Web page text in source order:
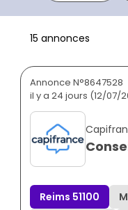
15 annonces
Annonce N°8647528
il y a 24 jours (12/07/
Reims 51100